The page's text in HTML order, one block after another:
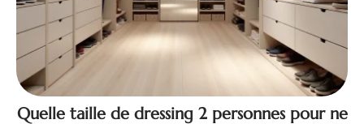
Quelle taille de dressing 2 personnes pour ne